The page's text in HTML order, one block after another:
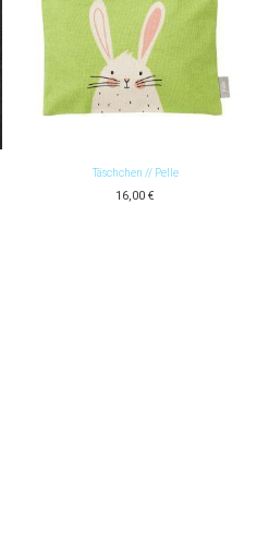
Täschchen // Pelle
16,00 €